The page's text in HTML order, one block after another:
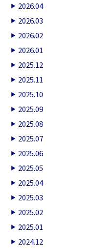
2026.04
2026.03
2026.02
2026.01
2025.12
2025.11
2025.10
2025.09
2025.08
2025.07
2025.06
2025.05
2025.04
2025.03
2025.02
2025.01
2024.12